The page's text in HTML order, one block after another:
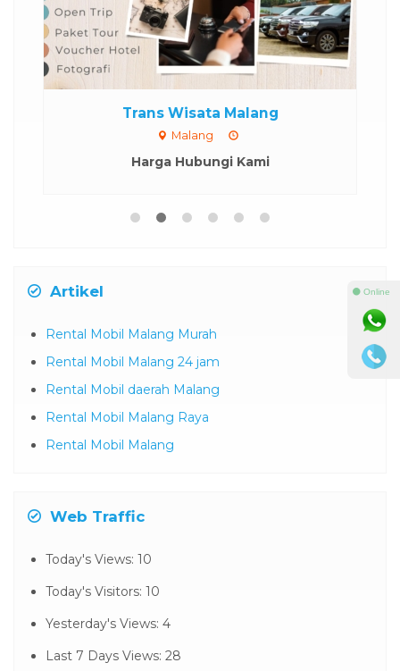
Trans Wisata Malang
Malang
Harga Hubungi Kami
Artikel
Rental Mobil Malang Murah
Rental Mobil Malang 24 jam
Rental Mobil daerah Malang
Rental Mobil Malang Raya
Rental Mobil Malang
Web Traffic
Today's Views: 10
Today's Visitors: 10
Yesterday's Views: 4
Last 7 Days Views: 28
⚫ Online